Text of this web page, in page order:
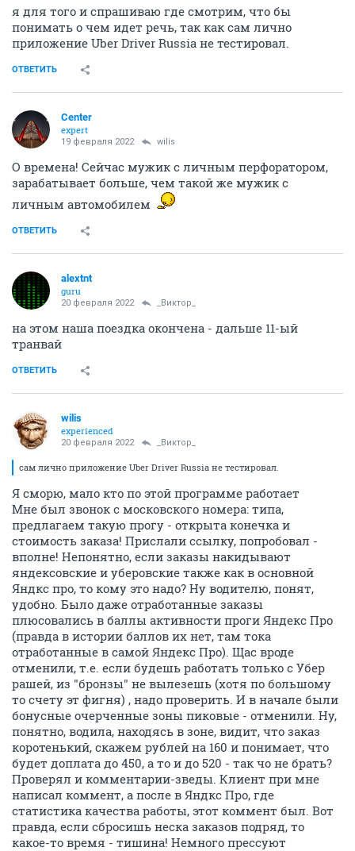
я для того и спрашиваю где смотрим, что бы
понимать о чем идет речь, так как сам лично
приложение Uber Driver Russia не тестировал.
ОТВЕТИТЬ
Center
expert
19 февраля 2022 wilis
О времена! Сейчас мужик с личным перфоратором,
зарабатывает больше, чем такой же мужик с
личным автомобилем
ОТВЕТИТЬ
alextnt
guru
20 февраля 2022 _Виктор_
на этом наша поездка окончена - дальше 11-ый
транвай
ОТВЕТИТЬ
wilis
experienced
20 февраля 2022 _Виктор_
сам лично приложение Uber Driver Russia не тестировал.
Я сморю, мало кто по этой программе работает
Мне был звонок с московского номера: типа,
предлагаем такую прогу - открыта конечка и
стоимость заказа! Прислали ссылку, попробовал -
вполне! Непонятно, если заказы накидывают
яндексовские и уберовские также как в основной
Яндкс про, то кому это надо? Ну водителю, понят,
удобно. Было даже отработанные заказы
плюсовались в баллы активности проги Яндекс Про
(правда в истории баллов их нет, там тока
отработанные в самой Яндекс Про). Щас вроде
отменили, т.е. если будешь работать только с Убер
рашей, из "бронзы" не вылезешь (хотя по большому
то счету эт фигня) , надо проверить. И в начале были
бонусные очерченные зоны пиковые - отменили. Ну,
понятно, водила, находясь в зоне, видит, что заказ
коротенький, скажем рублей на 160 и понимает, что
будет доплата до 450, а то и до 520 - так чо не брать?
Проверял и комментарии-зведы. Клиент при мне
написал коммент, а после в Яндкс Про, где
статистика качества работы, этот коммент был. Вот
правда, если сбросишь неска заказов подряд, то
какое-то время - тишина! Немного прессуют